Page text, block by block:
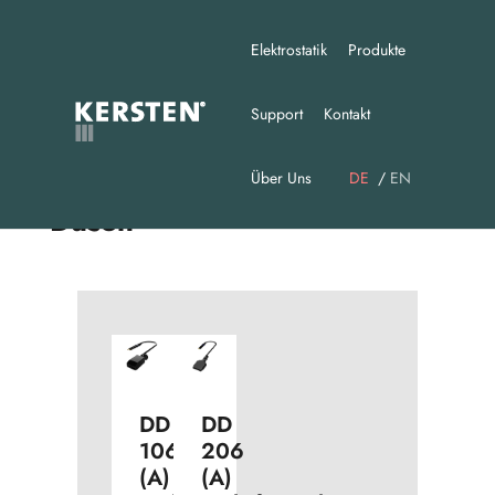
Elektrostatik Produkte
Support Kontakt
Über Uns DE EN
Düsen
DD
106
(A)
DD
206
(A)